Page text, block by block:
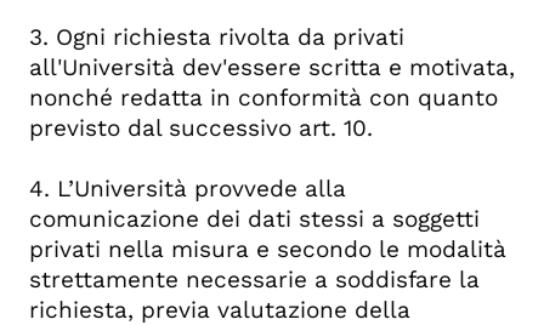
3. Ogni richiesta rivolta da privati
all'Università dev'essere scritta e motivata,
nonché redatta in conformità con quanto
previsto dal successivo art. 10.
4. L’Università provvede alla
comunicazione dei dati stessi a soggetti
privati nella misura e secondo le modalità
strettamente necessarie a soddisfare la
richiesta, previa valutazione della